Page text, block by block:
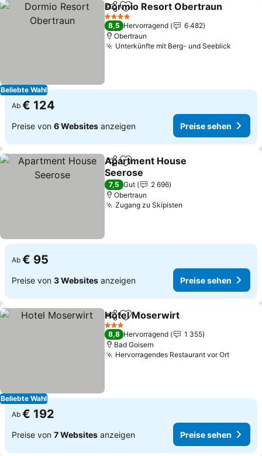
Beliebte Wahl
TeilenZu Favoriten hinzufügen
Dormio Resort Obertraun
4 Sterne
8,5 Hervorragend
6 482
Obertraun
Unterkünfte mit Berg- und Seeblick
Ab € 124
Preise von 6 Websites anzeigen Preise sehen
TeilenZu Favoriten hinzufügen
Apartment House
Seerose
7,5 Gut
2 696
Obertraun
Zugang zu Skipisten
Ab € 95
Preise von 3 Websites anzeigen Preise sehen
Beliebte Wahl
TeilenZu Favoriten hinzufügen
Hotel Moserwirt
3 Sterne
8,8 Hervorragend
1 355
Bad Goisern
Hervorragendes Restaurant vor Ort
Ab € 192
Preise von 7 Websites anzeigen Preise sehen